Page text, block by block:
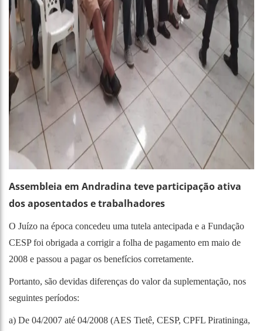
Assembleia em Andradina teve participação ativa
dos aposentados e trabalhadores
O Juízo na época concedeu uma tutela antecipada e a Fundação
CESP foi obrigada a corrigir a folha de pagamento em maio de
2008 e passou a pagar os benefícios corretamente.
Portanto, são devidas diferenças do valor da suplementação, nos
seguintes períodos:
a) De 04/2007 até 04/2008 (AES Tietê, CESP, CPFL Piratininga,